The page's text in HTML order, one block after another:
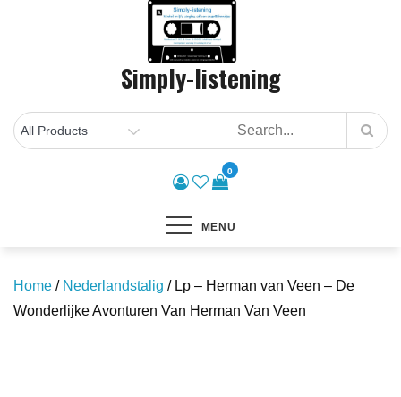
Simply-listening
0
MENU
Home / Nederlandstalig / Lp – Herman van Veen – De
Wonderlijke Avonturen Van Herman Van Veen